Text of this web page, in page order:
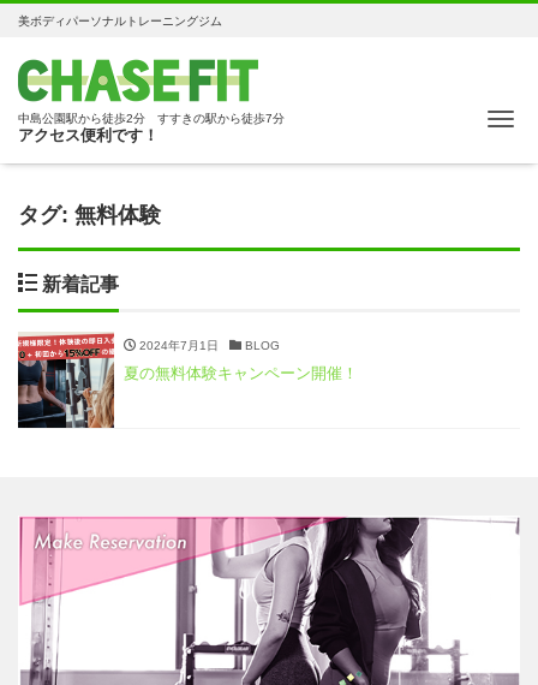
美ボディパーソナルトレーニングジム
中島公園駅から徒歩2分 すすきの駅から徒歩7分
アクセス便利です！
タグ: 無料体験
新着記事
2024年7月1日 BLOG
夏の無料体験キャンペーン開催！